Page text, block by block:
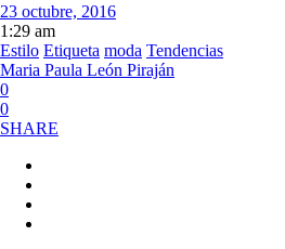
23 octubre, 2016
1:29 am
Estilo Etiqueta moda Tendencias
Maria Paula León Piraján
0
0
SHARE